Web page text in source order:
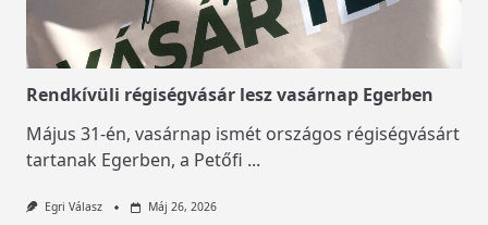
Rendkívüli régiségvásár lesz vasárnap Egerben
Május 31-én, vasárnap ismét országos régiségvásárt
tartanak Egerben, a Petőfi ...
Egri Válasz Máj 26, 2026